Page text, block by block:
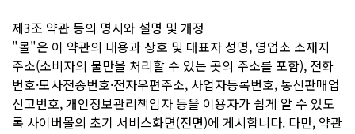
제3조 약관 등의 명시와 설명 및 개정
"몰"은 이 약관의 내용과 상호 및 대표자 성명, 영업소 소재지
주소(소비자의 불만을 처리할 수 있는 곳의 주소를 포함), 전화
번호·모사전송번호·전자우편주소, 사업자등록번호, 통신판매업
신고번호, 개인정보관리책임자 등을 이용자가 쉽게 알 수 있도
록 사이버몰의 초기 서비스화면(전면)에 게시합니다. 다만, 약관